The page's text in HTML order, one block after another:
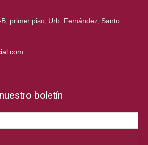
primer piso, Urb. Fernández, Santo
boletín